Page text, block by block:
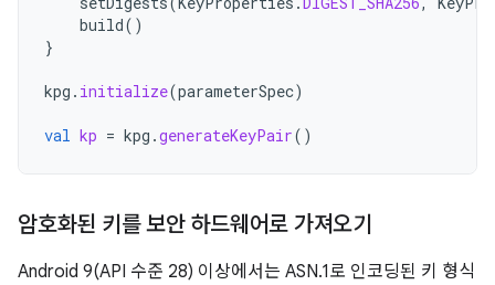
build()
}
kpg . initialize(parameterSpec)
val kp = kpg .generateKeyPair()
암호화된 키를 보안 하드웨어로 가져오기
Android 9(API 수준 28) 이상에서는 ASN.1로 인코딩된 키 형식